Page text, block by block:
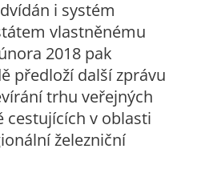
i systém
vlastněnému
2018 pak
předloží další zprávu
trhu veřejných
cestujících v oblasti
železniční